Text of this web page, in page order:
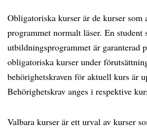
Obligatoriska kurser är de kurser som
programmet normalt läser. En student
utbildningsprogrammet är garanterad
obligatoriska kurser under
behörighetskraven för aktuell kurs är
Behörighetskrav anges i respektive
Valbara kurser är ett urval av kurser